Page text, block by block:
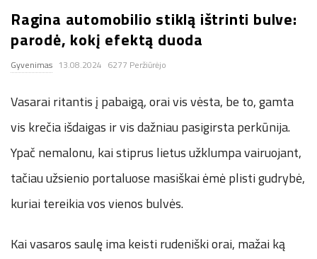
.
c
o
.
u
k
Ragina automobilio stiklą ištrinti bulve:
parodė, kokį efektą duoda
Gyvenimas 13.08.2024 6277 Peržiūrėjo
Vasarai ritantis į pabaigą, orai vis vėsta, be to, gamta
vis krečia išdaigas ir vis dažniau pasigirsta perkūnija.
Ypač nemalonu, kai stiprus lietus užklumpa vairuojant,
tačiau užsienio portaluose masiškai ėmė plisti gudrybė,
kuriai tereikia vos vienos bulvės.
Kai vasaros saulę ima keisti rudeniški orai, mažai ką